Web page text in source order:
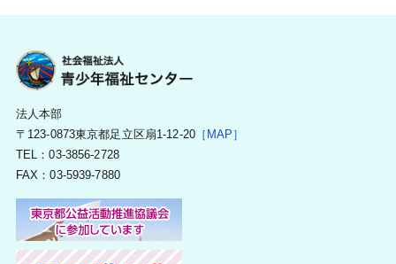
法人本部
〒123-0873東京都足立区扇1-12-20［MAP］
TEL：03-3856-2728
FAX：03-5939-7880